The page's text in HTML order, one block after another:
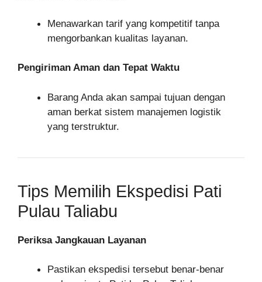
Menawarkan tarif yang kompetitif tanpa
mengorbankan kualitas layanan.
Pengiriman Aman dan Tepat Waktu
Barang Anda akan sampai tujuan dengan
aman berkat sistem manajemen logistik
yang terstruktur.
Tips Memilih Ekspedisi Pati
Pulau Taliabu
Periksa Jangkauan Layanan
Pastikan ekspedisi tersebut benar-benar